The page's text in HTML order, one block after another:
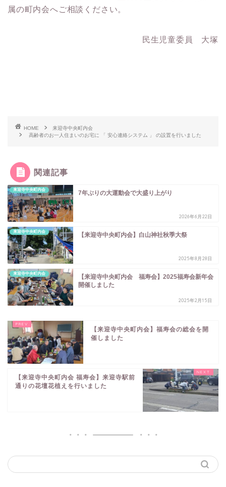
属の町内会へご相談ください。
民生児童委員 大塚
HOME
来迎寺中央町内会
高齢者のお一人住まいのお宅に 「 安心連絡システム 」 の設置を行いました
関連記事
来迎寺中央町内会 7年ぶりの大運動会で大盛り上がり
2026年6月22日
来迎寺中央町内会 【来迎寺中央町内会】白山神社秋季大祭
2025年8月28日
来迎寺中央町内会
【来迎寺中央町内会 福寿会】2025福寿会新年会
開催しました
2025年2月15日
【来迎寺中央町内会】福寿会の総会を開
催しました
【来迎寺中央町内会 福寿会】来迎寺駅前
通りの花壇花植えを行いました